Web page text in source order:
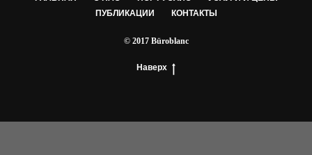
ПУБЛИКАЦИИ
КОНТАКТЫ
© 2017 Büroblanc
Наверх